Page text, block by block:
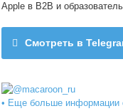
Apple в B2B и
Смотреть в
• Еще больше информации